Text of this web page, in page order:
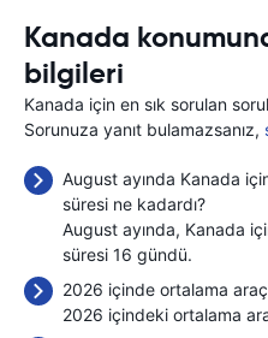
Kanada
bilgileri
Kanada için en sık sorulan
Sorunuza yanıt bulamazsanız,
August ayında Kanada
süresi ne kadardı?
August ayında, Kanada
süresi 16 gündü.
2026 içinde ortalama
2026 içindeki ortalama